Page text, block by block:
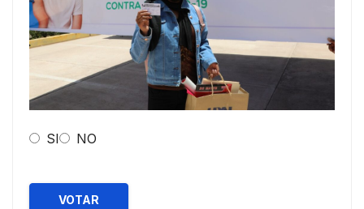
SI NO
VOTAR